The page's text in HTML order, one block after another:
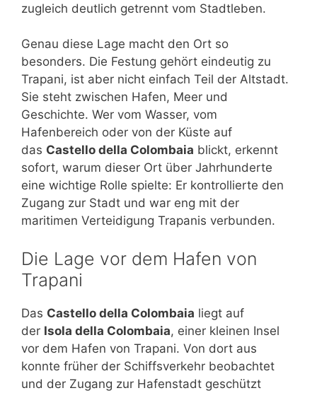
zugleich deutlich getrennt vom Stadtleben.
Genau diese Lage macht den Ort so
besonders. Die Festung gehört eindeutig zu
Trapani, ist aber nicht einfach Teil der Altstadt.
Sie steht zwischen Hafen, Meer und
Geschichte. Wer vom Wasser, vom
Hafenbereich oder von der Küste auf
das Castello della Colombaia blickt, erkennt
sofort, warum dieser Ort über Jahrhunderte
eine wichtige Rolle spielte: Er kontrollierte den
Zugang zur Stadt und war eng mit der
maritimen Verteidigung Trapanis verbunden.
Die Lage vor dem Hafen von
Trapani
Das Castello della Colombaia liegt auf
der Isola della Colombaia, einer kleinen Insel
vor dem Hafen von Trapani. Von dort aus
konnte früher der Schiffsverkehr beobachtet
und der Zugang zur Hafenstadt geschützt